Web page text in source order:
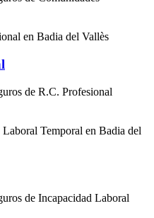
de R.C. Profesional
de Incapacidad Laboral